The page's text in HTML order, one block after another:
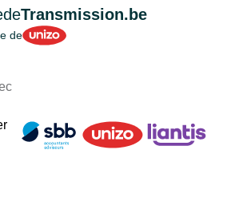
Transmission.be
deUnizo